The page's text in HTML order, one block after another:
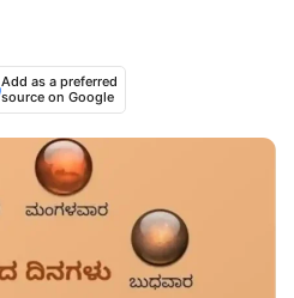
Add as a preferred
source on Google